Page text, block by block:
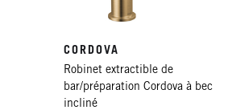
CORDOVA
Robinet extractible de
bar/préparation Cordova à bec
incliné